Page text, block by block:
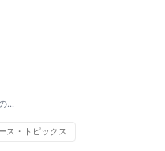
…
ス・トピックス